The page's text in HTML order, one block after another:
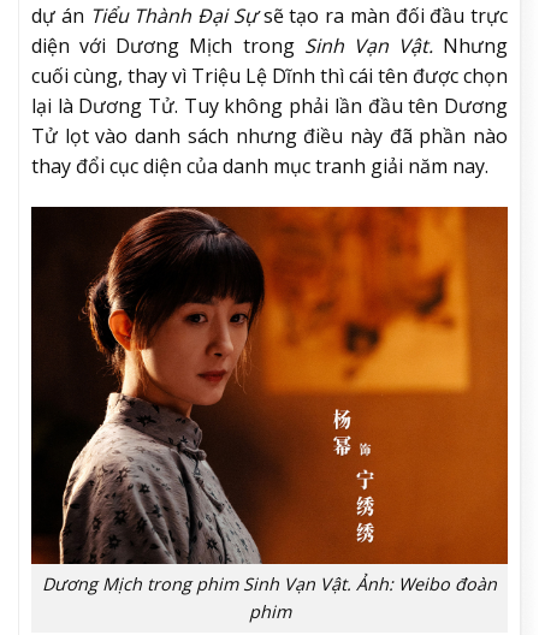
dự án Tiểu Thành Đại Sựsẽ tạo ra màn đối đầu trực
diện với Dương Mịch trong Sinh Vạn Vật. Nhưng
cuối cùng, thay vì Triệu Lệ Dĩnh thì cái tên được chọn
lại là Dương Tử. Tuy không phải lần đầu tên Dương
Tử lọt vào danh sách nhưng điều này đã phần nào
thay đổi cục diện của danh mục tranh giải năm nay.
Dương Mịch trong phim Sinh Vạn Vật. Ảnh: Weibo đoàn
phim